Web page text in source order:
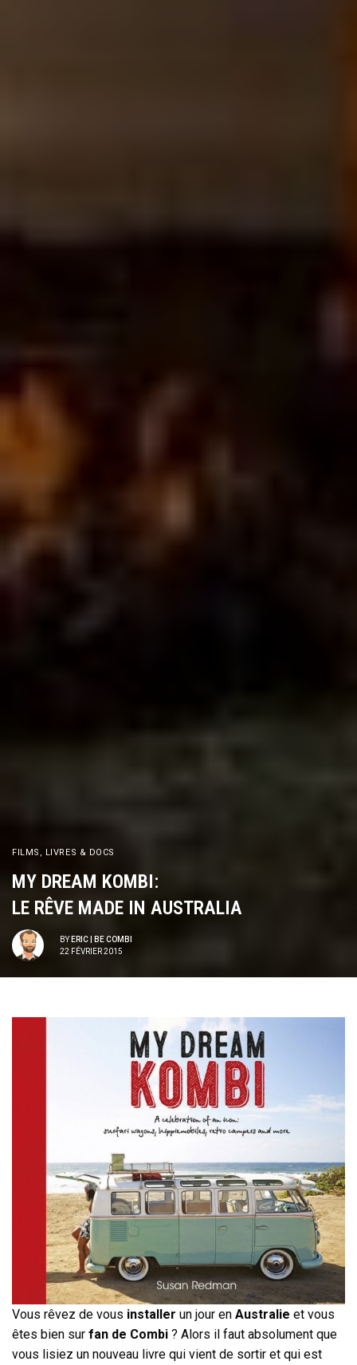
FILMS, LIVRES & DOCS
MY DREAM KOMBI:
LE RÊVE MADE IN AUSTRALIA
BY ERIC | BE COMBI
22 FÉVRIER 2015
Vous rêvez de vous installer un jour enAustralie et vous
êtes bien surfan de Combi ? Alors il faut absolument que
vous lisiez un nouveau livre qui vient de sortir et qui est